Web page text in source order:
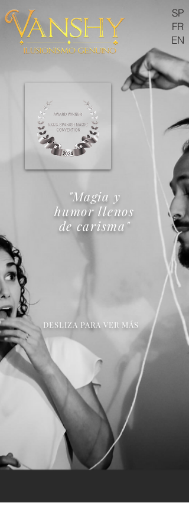
"Magia y
humor llenos
de carisma"
DESLIZA PARA VER MÁS
EN
SP
FR